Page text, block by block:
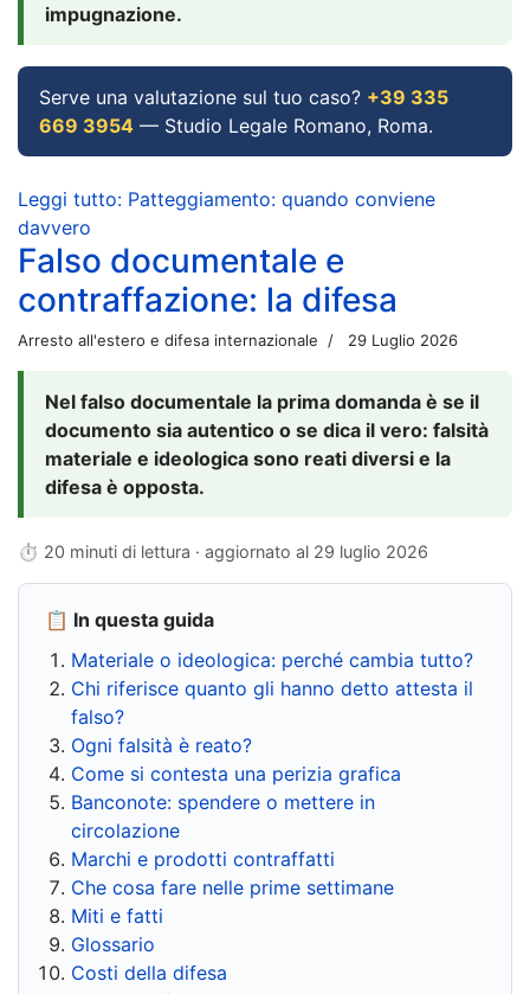
impugnazione.
Serve una valutazione sul tuo caso? +39 335
669 3954 — Studio Legale Romano, Roma.
Leggi tutto: Patteggiamento: quando conviene
davvero
Falso documentale e
contraffazione: la difesa
Arresto all'estero e difesa internazionale 29 Luglio 2026
Nel falso documentale la prima domanda è se il
documento sia autentico o se dica il vero: falsità
materiale e ideologica sono reati diversi e la
difesa è opposta.
⏱ 20 minuti di lettura · aggiornato al 29 luglio 2026
📋 In questa guida
Materiale o ideologica: perché cambia tutto?
Chi riferisce quanto gli hanno detto attesta il
falso?
Ogni falsità è reato?
Come si contesta una perizia grafica
Banconote: spendere o mettere in
circolazione
Marchi e prodotti contraffatti
Che cosa fare nelle prime settimane
Miti e fatti
Glossario
Costi della difesa